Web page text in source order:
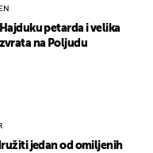
petarda i velika
na Poljudu
jedan od omiljenih